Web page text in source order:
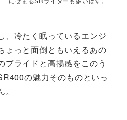
、冷たく眠っているエンジ
っと面倒ともいえるあの
プライドと高揚感をこのう
の魅力そのものといっ